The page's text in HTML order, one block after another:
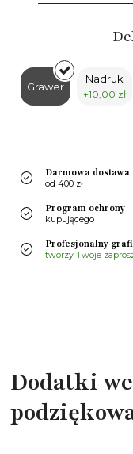
Grawer
Nadruk
+10,00 zł
Darmowa dostawa
od 400 zł
Program ochrony
kupującego
Profesjonalny
tworzy Twoje
Dodatki